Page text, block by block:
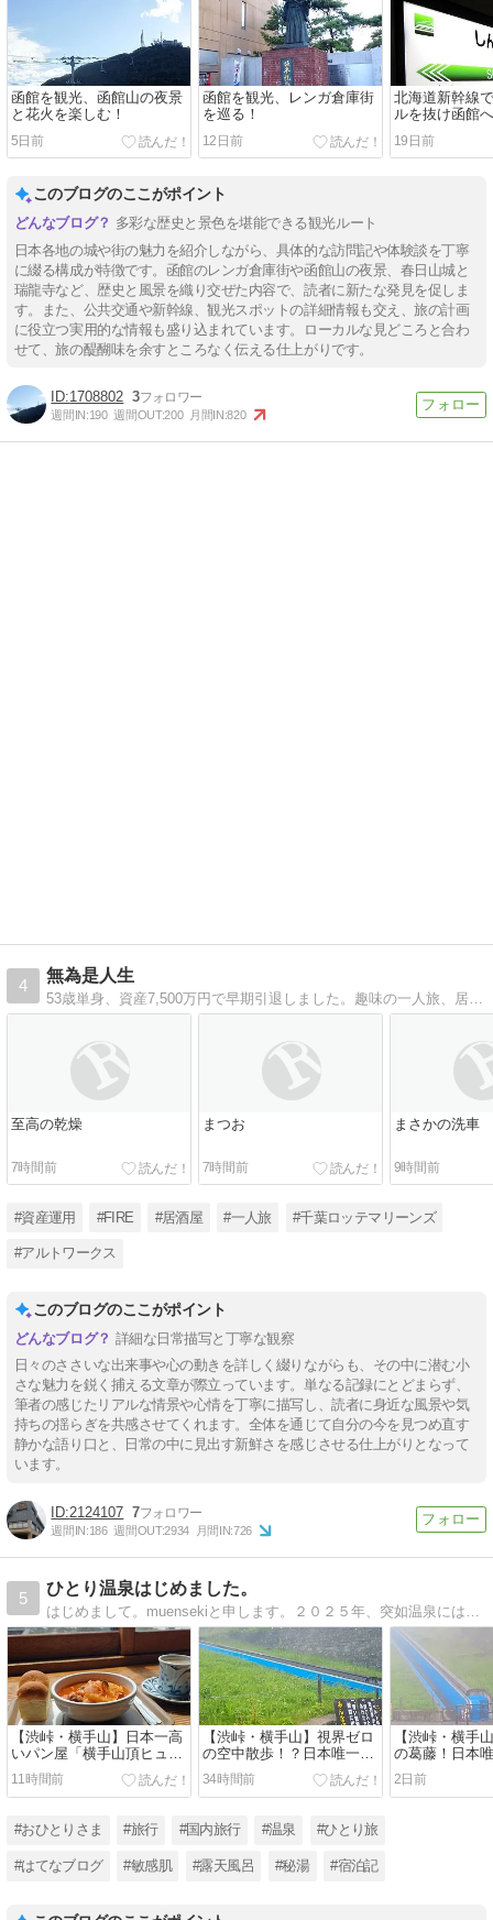
函館を観光、函館山の夜景
と花火を楽しむ！
5日前
函館を観光、レンガ倉庫街
を巡る！
12日前
北海道新幹線
ルを抜け函館
19日前
このブログのここがポイント
多彩な歴史と景色を堪能できる観光ルート
日本各地の城や街の魅力を紹介しながら、具体的な訪問記や体験談を丁寧
に綴る構成が特徴です。函館のレンガ倉庫街や函館山の夜景、春日山城と
瑞龍寺など、歴史と風景を織り交ぜた内容で、読者に新たな発見を促しま
す。また、公共交通や新幹線、観光スポットの詳細情報も交え、旅の計画
に役立つ実用的な情報も盛り込まれています。ローカルな見どころと合わ
せて、旅の醍醐味を余すところなく伝える仕上がりです。
1708802 3
週間IN:190 週間OUT:200 月間IN:820
4
無為是人生
53歳単身、資産7,500万円で早期引退しました。趣味の一人旅、居酒屋巡り、愛車のアルトワークスなどについて綴ります。
至高の乾燥
7時間前
まつお
7時間前
まさかの洗車
9時間前
#資産運用 #FIRE #居酒屋 #一人旅 #千葉ロッテマリーンズ
#アルトワークス
このブログのここがポイント
詳細な日常描写と丁寧な観察
日々のささいな出来事や心の動きを詳しく綴りながらも、その中に潜む小
さな魅力を鋭く捕える文章が際立っています。単なる記録にとどまらず、
筆者の感じたリアルな情景や心情を丁寧に描写し、読者に身近な風景や気
持ちの揺らぎを共感させてくれます。全体を通じて自分の今を見つめ直す
静かな語り口と、日常の中に見出す新鮮さを感じさせる仕上がりとなって
います。
2124107 7
週間IN:186 週間OUT:2934 月間IN:726
5
ひとり温泉はじめました。
【渋峠・横手山】日本一高
いパン屋「横手山頂ヒュッ
テ」で絶品ボルシチラン
チ！標高2,307mの雲上レス
トラン｜万座温泉ひとり旅
11時間前
​【渋峠・横手山】視界ゼロ
の空中散歩！？日本唯一の
スカイレーターと日本一高
いリフトで雨の山頂へ｜万
座温泉ひとり旅㉝
34時間前
【渋峠・横手
の葛藤！日本
レーター」で
山頂パン屋さ
座温泉ひとり
2日前
#おひとりさま #旅行 #国内旅行 #温泉 #ひとり旅
#はてなブログ #敏感肌 #露天風呂 #秘湯 #宿泊記